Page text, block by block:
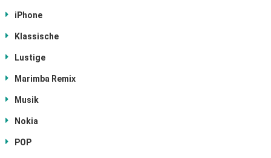
iPhone
Klassische
Lustige
Marimba Remix
Musik
Nokia
POP